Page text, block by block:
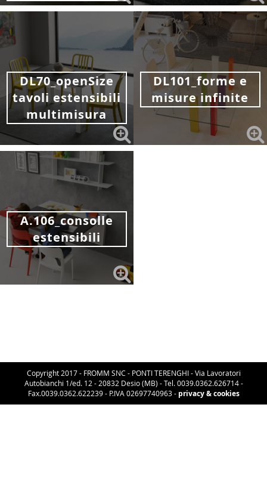
DL70_openSize
tavoli estensibili
multimisura
DL101_forme e
misure infinite
A.106_consolle
estensibili
Copyright 2017 - FROMM SNC - PONTI TERENGHI - Via Lavoratori
Autobianchi 1/ed. 12 - 20832 Desio (MB) - Tel. 0039.0362.626714 -
Fax.0039.0362.622239 - P.IVA 02697740963 - privacy & cookies